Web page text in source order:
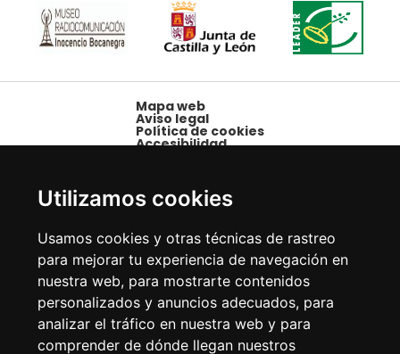
Utilizamos cookies
Usamos cookies y otras técnicas de rastreo
para mejorar tu experiencia de navegación en
nuestra web, para mostrarte contenidos
personalizados y anuncios adecuados, para
analizar el tráfico en nuestra web y para
comprender de dónde llegan nuestros
Mapa web
Aviso legal
Política de cookies
Accesibilidad
09250 Belorado,
Burgos
Fax: 947 58 10 00